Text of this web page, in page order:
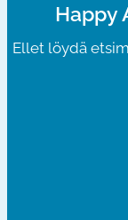
Happy
Ellet löydä